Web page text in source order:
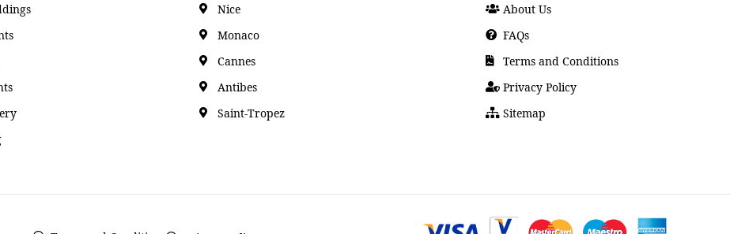
Nice
Monaco
Cannes
Antibes
Saint-Tropez
About Us
FAQs
Terms and Conditions
Privacy Policy
Sitemap